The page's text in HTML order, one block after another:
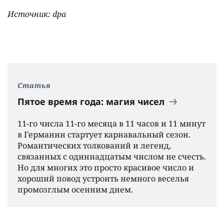
Источник: dpa
Статья
Пятое время года: магия чисел
11-го числа 11-го месяца в 11 часов и 11 минут
в Германии стартует карнавальный сезон.
Романтических толкований и легенд,
связанных с одиннадцатым числом не счесть.
Но для многих это просто красивое число и
хороший повод устроить немного веселья
промозглым осенним днем.